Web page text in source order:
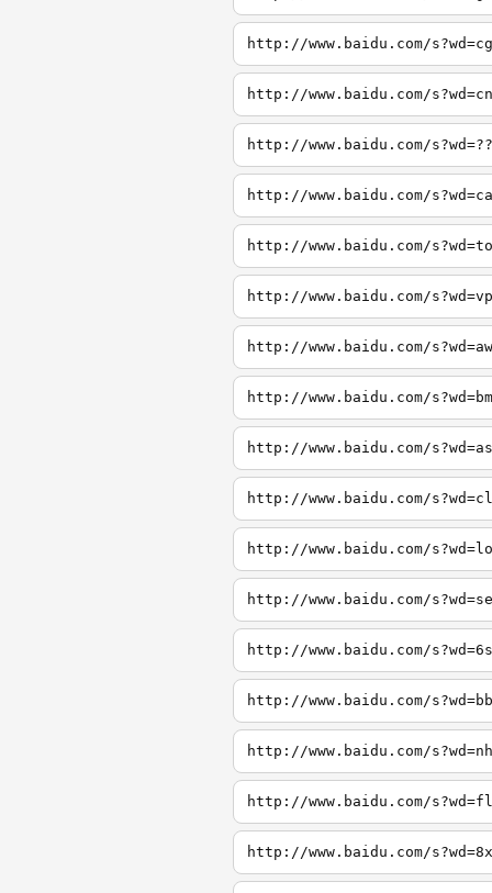
http://www.baidu.com/
http://www.baidu.com/
http://www.baidu.com/
http://www.baidu.com/
http://www.baidu.com/
http://www.baidu.com/
http://www.baidu.com/
http://www.baidu.com/
http://www.baidu.com/
http://www.baidu.com/
http://www.baidu.com/
http://www.baidu.com/
http://www.baidu.com/
http://www.baidu.com/
http://www.baidu.com/
http://www.baidu.com/
http://www.baidu.com/